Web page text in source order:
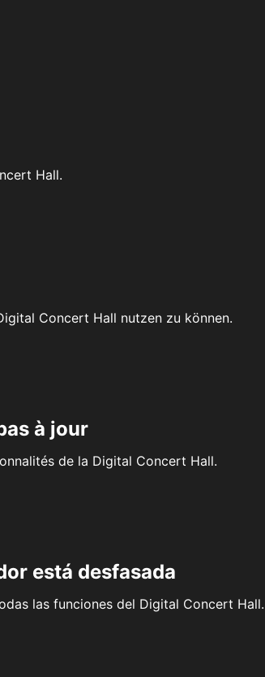
Hall.
Concert Hall nutzen zu können.
à jour
de la Digital Concert Hall.
está desfasada
las funciones del Digital Concert Hall.